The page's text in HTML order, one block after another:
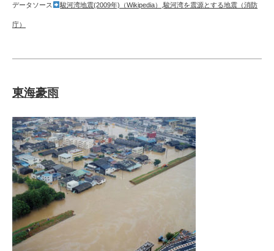
データソース 駿河湾地震(2009年)（Wikipedia） ,駿河湾を震源とする地震（消防
庁）
東海豪雨